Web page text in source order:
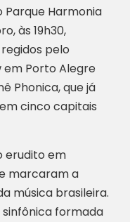
Parque Harmonia
às 19h30,
pelo
em Porto Alegre
Phonica, que já
cinco capitais
erudito em
marcaram a
música brasileira.
formada